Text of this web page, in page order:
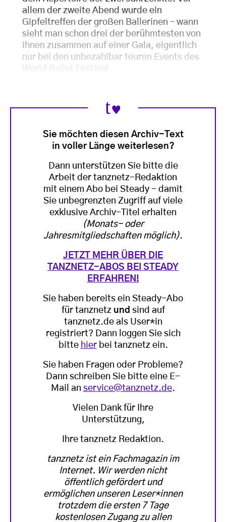
allem der zweite Abend wurde ein
Gipfeltreffen der großen Ballerinen – wann
sieht man schon drei der berühmtesten von
ihnen zusammen auf einer Gala, eigentlich
nur bei den unbezahlbar teuren Events des
World Ballet Festival
Sie möchten diesen Archiv-Text
in voller Länge weiterlesen?
Dann unterstützen Sie bitte die
Arbeit der tanznetz-Redaktion
mit einem Abo bei Steady - damit
Sie unbegrenzten Zugriff auf viele
exklusive Archiv-Titel erhalten
(Monats- oder
Jahresmitgliedschaften möglich).
JETZT MEHR ÜBER DIE
TANZNETZ-ABOS BEI STEADY
ERFAHREN!
Sie haben bereits ein Steady-Abo
für tanznetz und sind auf
tanznetz.de als User*in
registriert? Dann loggen Sie sich
bitte hierbei tanznetz ein.
Sie haben Fragen oder Probleme?
Dann schreiben Sie bitte eine E-
Mail an service@tanznetz.de.
Vielen Dank für Ihre
Unterstützung,
Ihre tanznetz Redaktion.
tanznetz ist ein Fachmagazin im
Internet. Wir werden nicht
öffentlich gefördert und
ermöglichen unseren Leser*innen
trotzdem die ersten 7 Tage
kostenlosen Zugang zu allen